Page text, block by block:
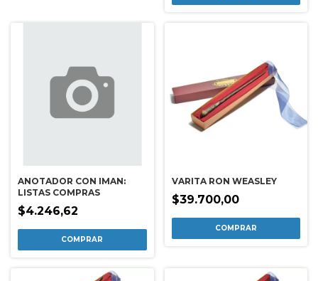
ANOTADOR CON IMAN:
LISTAS COMPRAS
$4.246,62
VARITA RON WEASLEY
$39.700,00